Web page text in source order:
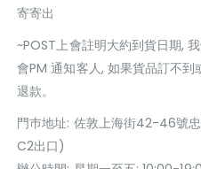
寄寄出
~POST上會註明大約到貨日期,
會PM 通知客人, 如果貨品訂不
退款。
門巿地址: 佐敦上海街42-46號
C2出口)